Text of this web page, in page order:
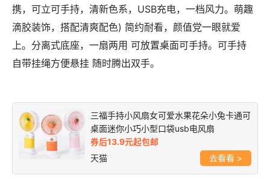
携，可立可手持，清新色系，USB充电，一档风力。萌趣
滴胶装饰，搭配清爽配色) 简约耐看，颜值党一眼就爱
上。分离式底座，一扇两用 可放置桌面可手持。可手持
自带挂绳方便悬挂 随时腾出双手。
三福手持小风扇女可爱水果花朵小兔卡通可
桌面迷你小巧小型口袋usb电风扇
券后13.9元起包邮
天猫
>